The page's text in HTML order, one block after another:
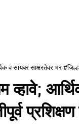
व सायबर साक्षरतेवर भर #जिल्हा
व्हावे;